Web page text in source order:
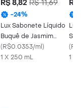
R$ 8,82 R$ 11,69
-24%
Lux Sabonete Líquido
Buquê de Jasmim
250ml
(R$0.0353/ml)
1 X 250 mL
R$
(
1 X